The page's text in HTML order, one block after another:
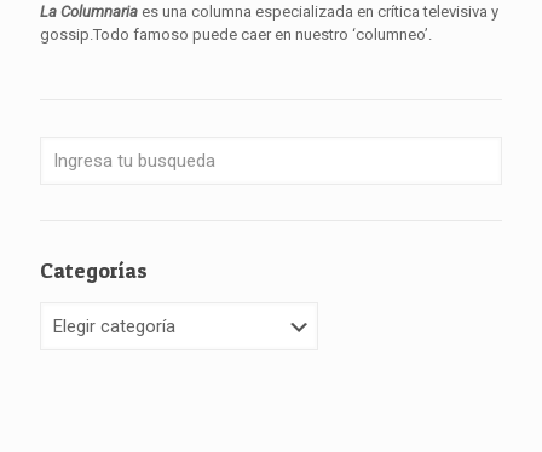
La Columnaria es una columna especializada en crítica televisiva y
gossip.Todo famoso puede caer en nuestro ‘columneo’.
Categorías